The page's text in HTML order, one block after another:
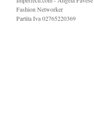
Fashion Networker
Partita Iva 02765220369